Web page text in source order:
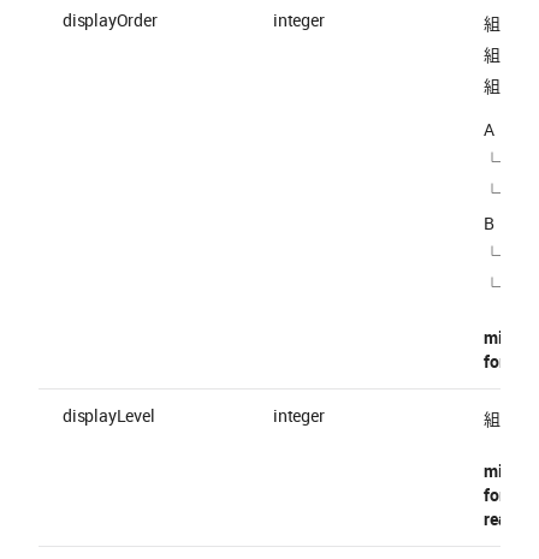
displayOrder integer
組織の
組織を
組織を
A
└ A1
└ A2
B
└ B1
└ B2
format
displayLevel integer 組織の
format